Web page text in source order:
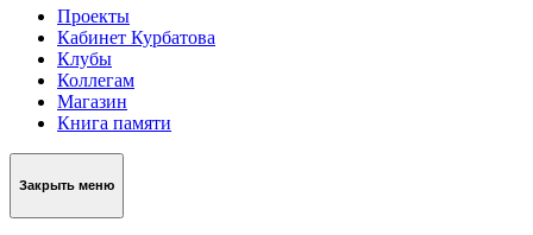
Проекты
Кабинет Курбатова
Клубы
Коллегам
Магазин
Книга памяти
Закрыть меню